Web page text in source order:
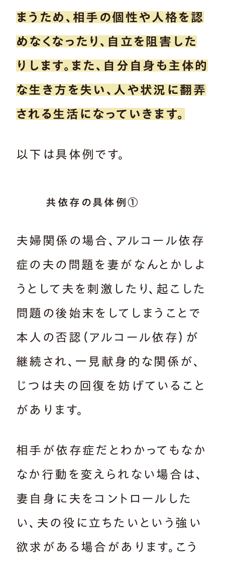
まうため、相手の個性や人格を認
めなくなったり、自立を阻害した
りします。また、自分自身も主体的
な生き方を失い、人や状況に翻弄
される生活になっていきます。
以下は具体例です。
共依存の具体例①
夫婦関係の場合、アルコール依存
症の夫の問題を妻がなんとかしよ
うとして夫を刺激したり、起こした
問題の後始末をしてしまうことで
本人の否認（アルコール依存）が
継続され、一見献身的な関係が、
じつは夫の回復を妨げていること
があります。
相手が依存症だとわかってもなか
なか行動を変えられない場合は、
妻自身に夫をコントロールした
い、夫の役に立ちたいという強い
欲求がある場合があります。こう